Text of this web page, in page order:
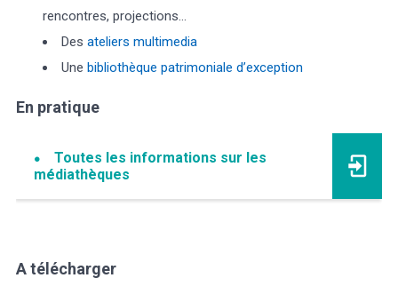
rencontres, projections...
Des ateliers multimedia
Une bibliothèque patrimoniale d’exception
En pratique
Toutes les informations sur les
médiathèques
A télécharger